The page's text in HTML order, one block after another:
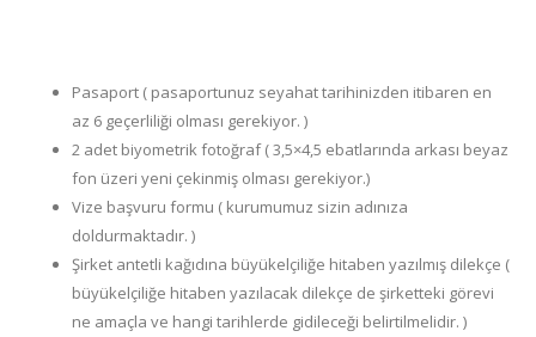
Pasaport ( pasaportunuz seyahat tarihinizden itibaren en
az 6 geçerliliği olması gerekiyor. )
2 adet biyometrik fotoğraf ( 3,5×4,5 ebatlarında arkası beyaz
fon üzeri yeni çekinmiş olması gerekiyor.)
Vize başvuru formu ( kurumumuz sizin adınıza
doldurmaktadır. )
Şirket antetli kağıdına büyükelçiliğe hitaben yazılmış dilekçe (
büyükelçiliğe hitaben yazılacak dilekçe de şirketteki görevi
ne amaçla ve hangi tarihlerde gidileceği belirtilmelidir. )